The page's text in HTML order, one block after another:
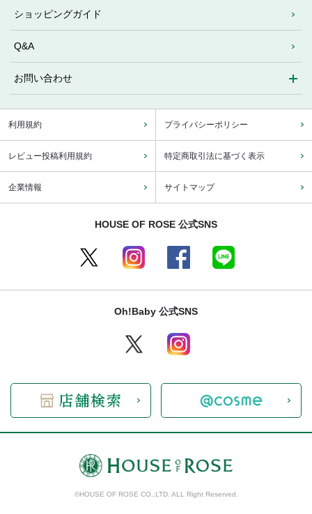
ショッピングガイド
Q&A
お問い合わせ
利用規約 プライバシーポリシー
レビュー投稿利用規約 特定商取引法に基づく表示
企業情報 サイトマップ
HOUSE OF ROSE 公式SNS
Oh!Baby 公式SNS
©HOUSE OF ROSE CO.,LTD. ALL Right Reserved.